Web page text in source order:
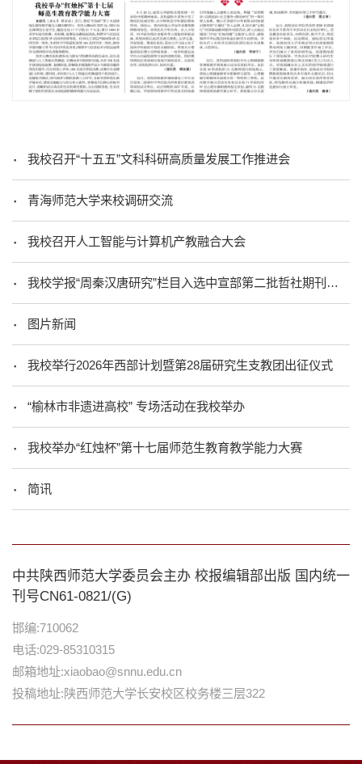
我校召开“十五五”文科科研高质量发展工作推进会
青海师范大学来校调研交流
我校召开人工智能与计算机产教融合大会
我校学报“周秦汉唐研究”栏目入选中宣部第二批哲社期刊重点专栏
图片新闻
我校举行2026年西部计划暨第28届研究生支教团出征仪式
“榆林市非遗进高校” 专场活动在我校举办
我校举办“红烛杯”第十七届师范生教育教学能力大赛
简讯
中共陕西师范大学委员会主办 校报编辑部出版 国内统一
刊号CN61-0821/(G)
邯编:710062
电话:029-85310315
邮箱地址:xiaobao@snnu.edu.cn
投稿地址:陕西师范大学长安校区校务楼三层322